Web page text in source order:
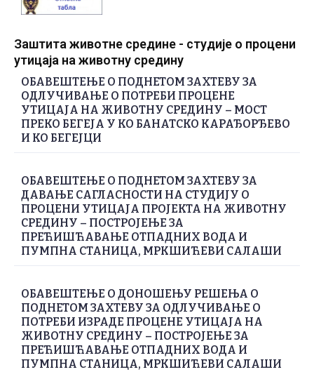
Заштита животне средине - студије о процени
утицаја на животну средину
ОБАВЕШТЕЊЕ О ПОДНЕТОМ ЗАХТЕВУ ЗА
ОДЛУЧИВАЊЕ О ПОТРЕБИ ПРОЦЕНЕ
УТИЦАЈА НА ЖИВОТНУ СРЕДИНУ – МОСТ
ПРЕКО БЕГЕЈА У КО БАНАТСКО КАРАЂОРЂЕВО
И КО БЕГЕЈЦИ
ОБАВЕШТЕЊЕ О ПОДНЕТОМ ЗАХТЕВУ ЗА
ДАВАЊЕ САГЛАСНОСТИ НА СТУДИЈУ О
ПРОЦЕНИ УТИЦАЈА ПРОЈЕКТА НА ЖИВОТНУ
СРЕДИНУ – ПОСТРОЈЕЊЕ ЗА
ПРЕЋИШЋАВАЊЕ ОТПАДНИХ ВОДА И
ПУМПНА СТАНИЦА, МРКШИЋЕВИ САЛАШИ
ОБАВЕШТЕЊЕ О ДОНОШЕЊУ РЕШЕЊА О
ПОДНЕТОМ ЗАХТЕВУ ЗА ОДЛУЧИВАЊЕ О
ПОТРЕБИ ИЗРАДЕ ПРОЦЕНЕ УТИЦАЈА НА
ЖИВОТНУ СРЕДИНУ – ПОСТРОЈЕЊЕ ЗА
ПРЕЋИШЋАВАЊЕ ОТПАДНИХ ВОДА И
ПУМПНА СТАНИЦА, МРКШИЋЕВИ САЛАШИ